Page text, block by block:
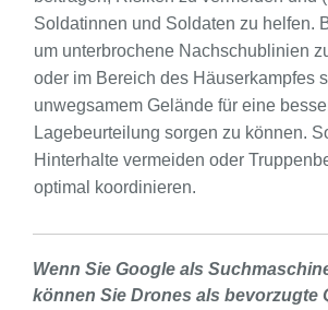
Soldatinnen und Soldaten zu helfen.
um unterbrochene Nachschublinien
oder im Bereich des Häuserkampfes
unwegsamem Gelände für eine
Lagebeurteilung sorgen zu können.
Hinterhalte vermeiden oder
optimal koordinieren.
Wenn Sie Google als
können Sie Drones als bevorzugte